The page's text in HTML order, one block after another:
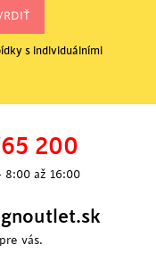
s individuálními
200
8:00 až 16:00
vás.